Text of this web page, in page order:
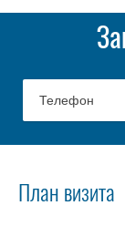
План визита